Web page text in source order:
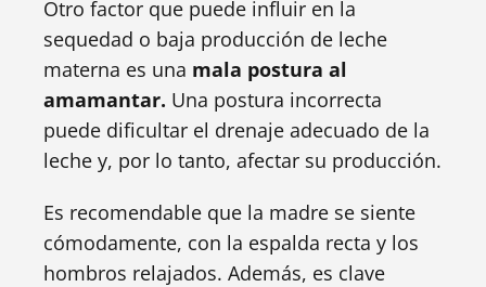
Otro factor que puede influir en la
sequedad o baja producción de leche
materna es una mala postura al
amamantar. Una postura incorrecta
puede dificultar el drenaje adecuado de la
leche y, por lo tanto, afectar su producción.
Es recomendable que la madre se siente
cómodamente, con la espalda recta y los
hombros relajados. Además, es clave